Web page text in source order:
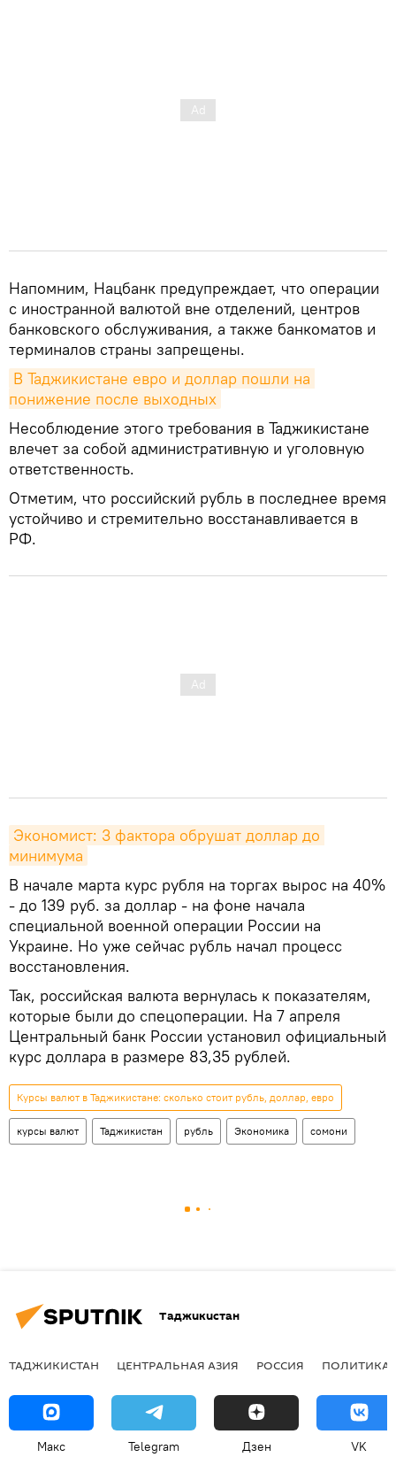
Напомним, Нацбанк предупреждает, что операции
с иностранной валютой вне отделений, центров
банковского обслуживания, а также банкоматов и
терминалов страны запрещены.
В Таджикистане евро и доллар пошли на
понижение после выходных
Несоблюдение этого требования в Таджикистане
влечет за собой административную и уголовную
ответственность.
Отметим, что российский рубль в последнее время
устойчиво и стремительно восстанавливается в
РФ.
Экономист: 3 фактора обрушат доллар до
минимума
В начале марта курс рубля на торгах вырос на 40%
- до 139 руб. за доллар - на фоне начала
специальной военной операции России на
Украине. Но уже сейчас рубль начал процесс
восстановления.
Так, российская валюта вернулась к показателям,
которые были до спецоперации. На 7 апреля
Центральный банк России установил официальный
курс доллара в размере 83,35 рублей.
Курсы валют в Таджикистане: сколько стоит рубль, доллар, евро
курсы валют Таджикистан рубль Экономика сомони
Таджикистан
ТАДЖИКИСТАН ЦЕНТРАЛЬНАЯ АЗИЯ РОССИЯ ПОЛИТИКА
Макс Telegram Дзен VK